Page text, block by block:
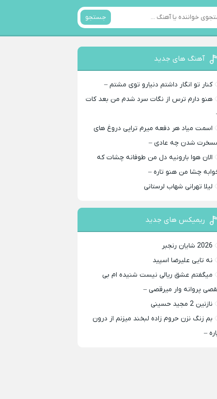
جستجو
آهنگ های جدید
کنار تو انگار داشتم دنیارو توی مشتم –
هنو دارم ترس از نگات سرد شدم من بعد کات
اسمت میاد هر دفعه میرم تراپی دروغ‌ های
شدن چه عادی –
الان هوا بارونیه دل من طوفانه چشات که
چشا من هنو تاره –
لیلا تهرانی شهاب لرستانی
ریمیکس های جدید
2026 شایان رنجبر
نه تایی علیرضا اسپید
میگفتم عشق ریالی نیست شنیده ام بی
پروانه وار میرقصی –
نازنین 2 مجید حسینی
بم زنگ نزن حروم زاده لبخند میزنم از درون
–